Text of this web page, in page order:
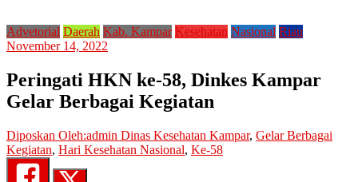
Advetorial Daerah Kab. Kampar Kesehatan Nasional Riau
November 14, 2022
Peringati HKN ke-58, Dinkes Kampar
Gelar Berbagai Kegiatan
Diposkan Oleh:admin Dinas Kesehatan Kampar, Gelar Berbagai
Kegiatan, Hari Kesehatan Nasional, Ke-58